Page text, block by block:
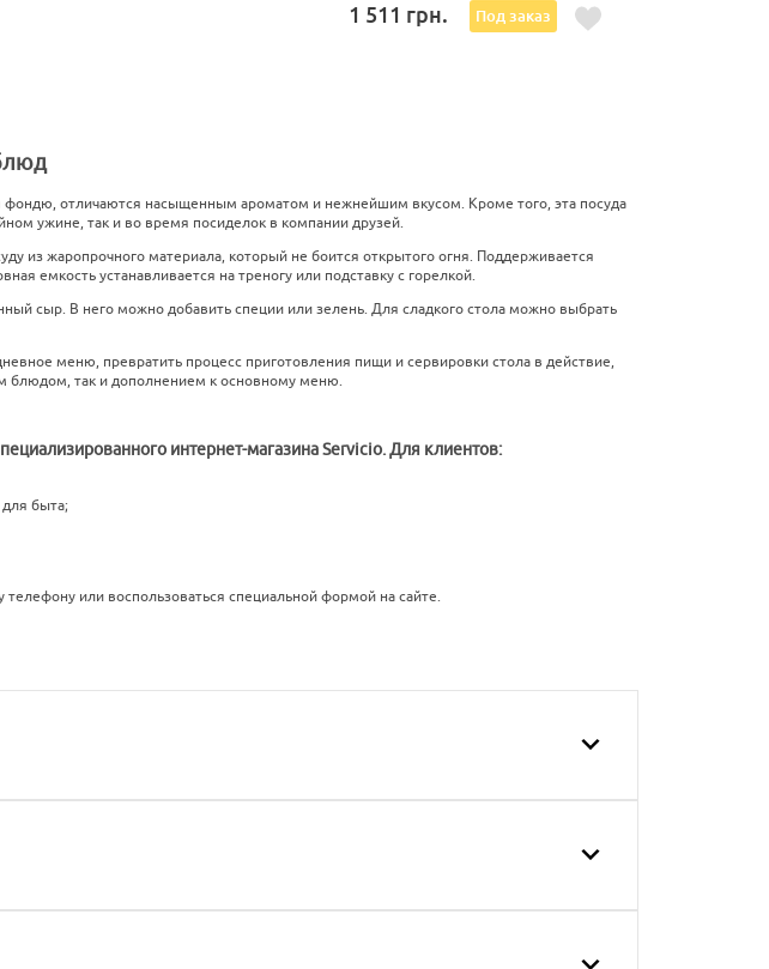
1 511 грн. Под заказ
фондю, отличаются насыщенным ароматом и нежнейшим вкусом. Кроме того, эта посуда
ужине, так и во время посиделок в компании друзей.
из жаропрочного материала, который не боится открытого огня. Поддерживается
емкость устанавливается на треногу или подставку с горелкой.
сыр. В него можно добавить специи или зелень. Для сладкого стола можно выбрать
меню, превратить процесс приготовления пищи и сервировки стола в действие,
блюдом, так и дополнением к основному меню.
интернет-магазина Servicio. Для клиентов:
быта;
или воспользоваться специальной формой на сайте.